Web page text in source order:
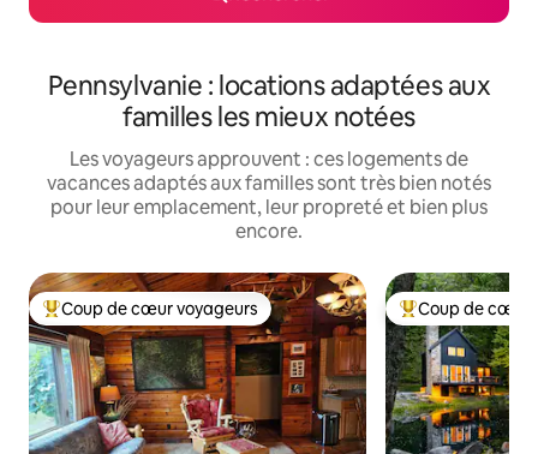
Pennsylvanie : locations adaptées aux
familles les mieux notées
Les voyageurs approuvent : ces logements de
vacances adaptés aux familles sont très bien notés
pour leur emplacement, leur propreté et bien plus
encore.
Coups de cœur voyageurs les plus appréciés
Coup de cœur voyageurs Coups de cœur
Coup de cœur